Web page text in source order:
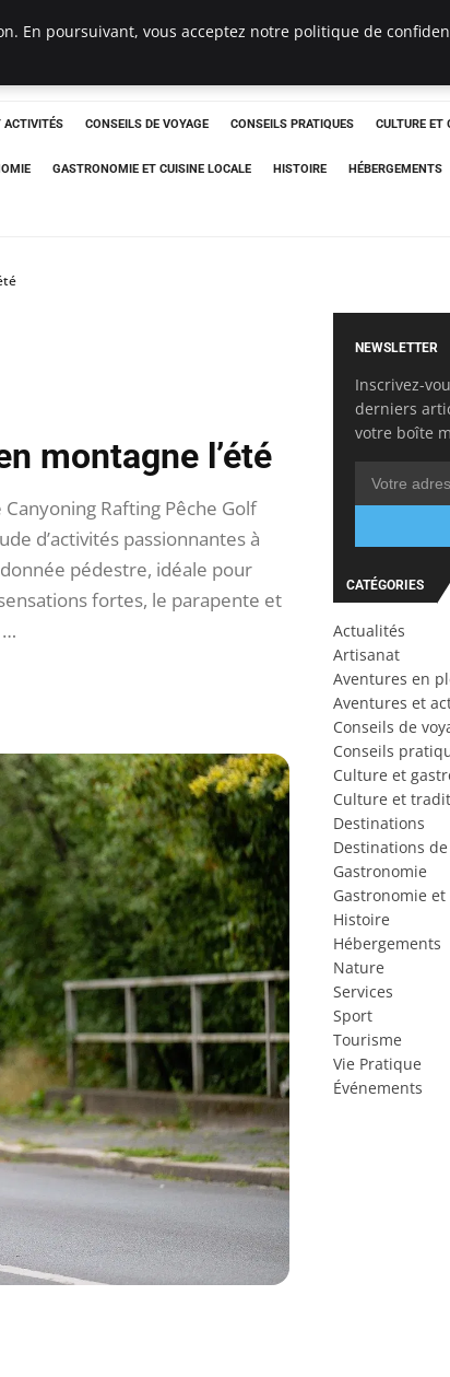
ACTIVITÉS CONSEILS DE VOYAGE CONSEILS PRATIQUES CULTURE ET
GASTRONOMIE ET CUISINE LOCALE HISTOIRE HÉBERGEMENTS
montagne l’été
Canyoning Rafting Pêche Golf
d’activités passionnantes à
pédestre, idéale pour
fortes, le parapente et
…
NEWSLETTER
Inscrivez-
derniers
votre boîte
CATÉGORIES
Actualités
Artisanat
Aventures en
Aventures et
Conseils de
Conseils
Culture et
Culture et
Destinations
Destinations de
Gastronomie
Gastronomie
Histoire
Hébergements
Nature
Services
Sport
Tourisme
Vie Pratique
Événements
En poursuivant, vous acceptez notre politique de